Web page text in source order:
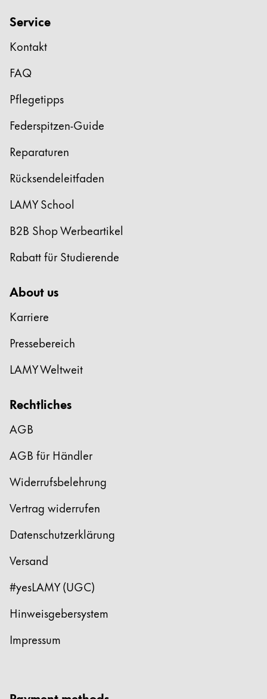
Service
Kontakt
FAQ
Pflegetipps
Federspitzen-Guide
Reparaturen
Rücksendeleitfaden
LAMY School
B2B Shop Werbeartikel
Rabatt für Studierende
About us
Karriere
Pressebereich
LAMY Weltweit
Rechtliches
AGB
AGB für Händler
Widerrufsbelehrung
Vertrag widerrufen
Datenschutzerklärung
Versand
#yesLAMY (UGC)
Hinweisgebersystem
Impressum